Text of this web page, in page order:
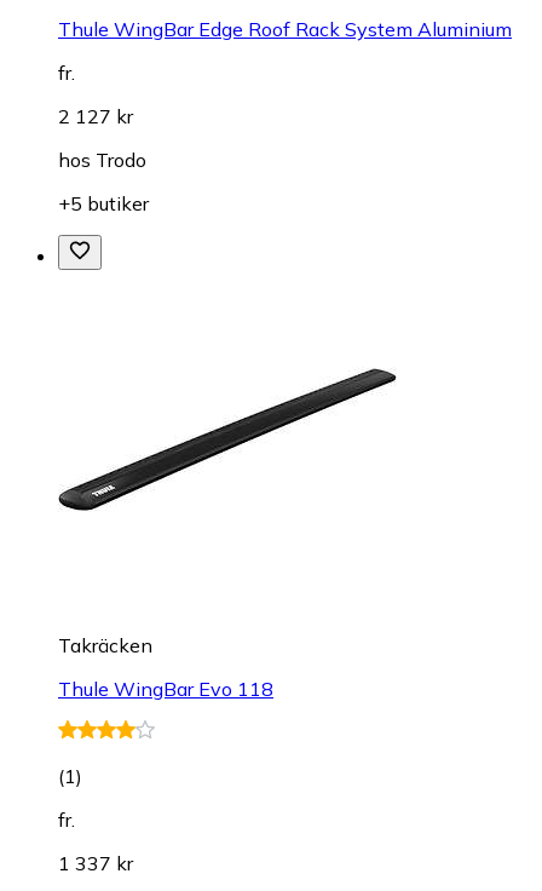
Thule WingBar Edge Roof Rack System Aluminium
fr.
2 127 kr
hos Trodo
+5 butiker
Takräcken
Thule WingBar Evo 118
(1)
fr.
1 337 kr